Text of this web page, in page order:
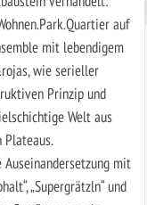
auf
mit lebendigem
wie serieller
Prinzip und
Welt aus
Plateaus.
mit
„Supergrätzln“ und